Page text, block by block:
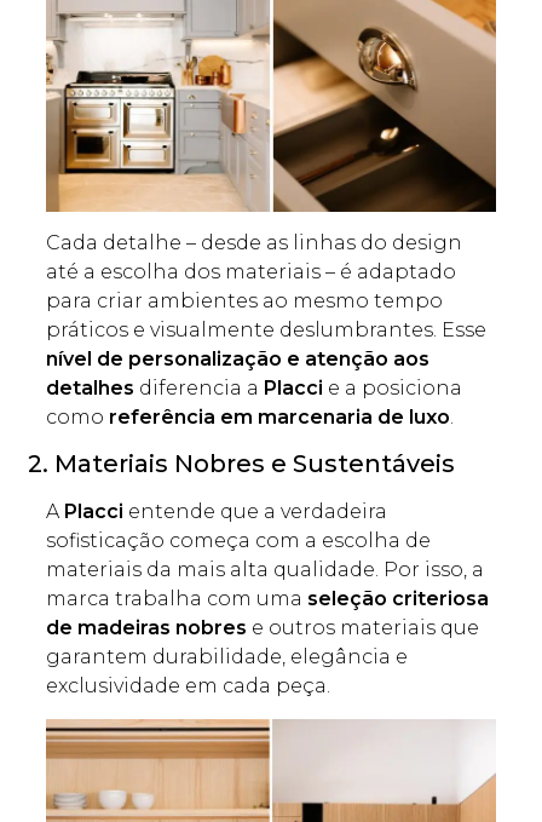
Cada detalhe – desde as linhas do design
até a escolha dos materiais – é adaptado
para criar ambientes ao mesmo tempo
práticos e visualmente deslumbrantes. Esse
nível de personalização e atenção aos
detalhes diferencia a Placci e a posiciona
como referência em marcenaria de luxo.
2. Materiais Nobres e Sustentáveis
A Placci entende que a verdadeira
sofisticação começa com a escolha de
materiais da mais alta qualidade. Por isso, a
marca trabalha com uma seleção criteriosa
de madeiras nobres e outros materiais que
garantem durabilidade, elegância e
exclusividade em cada peça.